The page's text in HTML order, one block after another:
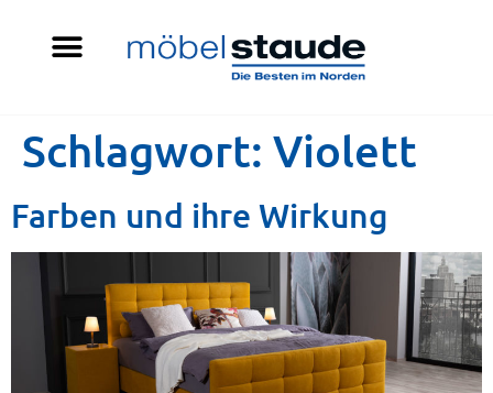
Schlagwort: Violett
Farben und ihre Wirkung